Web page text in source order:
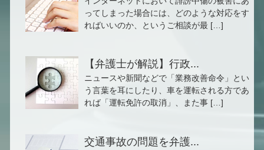
ってしまった場合には、どのような対応をす
ればいいのか、というご相談が最 […]
【弁護士が解説】行政...
ニュースや新聞などで「業務改善命令」とい
う言葉を耳にしたり、車を運転される方であ
れば「運転免許の取消」、また事 […]
交通事故の問題を弁護...